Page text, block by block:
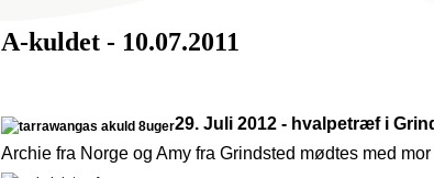
A-kuldet - 10.07.2011
29. Juli 2012 - hvalpetræf i
Archie fra Norge og Amy fra Grindsted mødtes med